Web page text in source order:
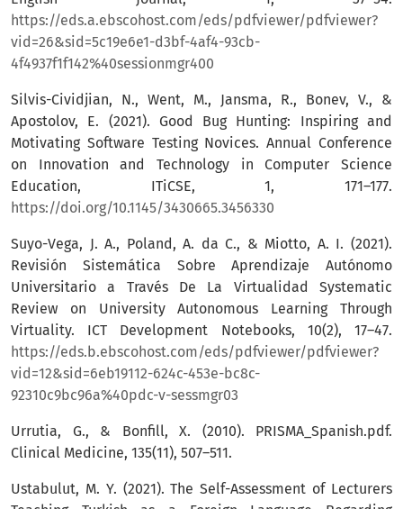
https://eds.a.ebscohost.com/eds/pdfviewer/pdfviewer?
vid=26&sid=5c19e6e1-d3bf-4af4-93cb-
4f4937f1f142%40sessionmgr400
Silvis-Cividjian, N., Went, M., Jansma, R., Bonev, V., &
Apostolov, E. (2021). Good Bug Hunting: Inspiring and
Motivating Software Testing Novices. Annual Conference
on Innovation and Technology in Computer Science
Education, ITiCSE, 1, 171–177.
https://doi.org/10.1145/3430665.3456330
Suyo-Vega, J. A., Poland, A. da C., & Miotto, A. I. (2021).
Revisión Sistemática Sobre Aprendizaje Autónomo
Universitario a Través De La Virtualidad Systematic
Review on University Autonomous Learning Through
Virtuality. ICT Development Notebooks, 10(2), 17–47.
https://eds.b.ebscohost.com/eds/pdfviewer/pdfviewer?
vid=12&sid=6eb19112-624c-453e-bc8c-
92310c9bc96a%40pdc-v-sessmgr03
Urrutia, G., & Bonfill, X. (2010). PRISMA_Spanish.pdf.
Clinical Medicine, 135(11), 507–511.
Ustabulut, M. Y. (2021). The Self-Assessment of Lecturers